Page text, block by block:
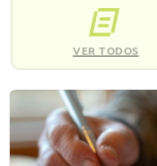
VER TODOS